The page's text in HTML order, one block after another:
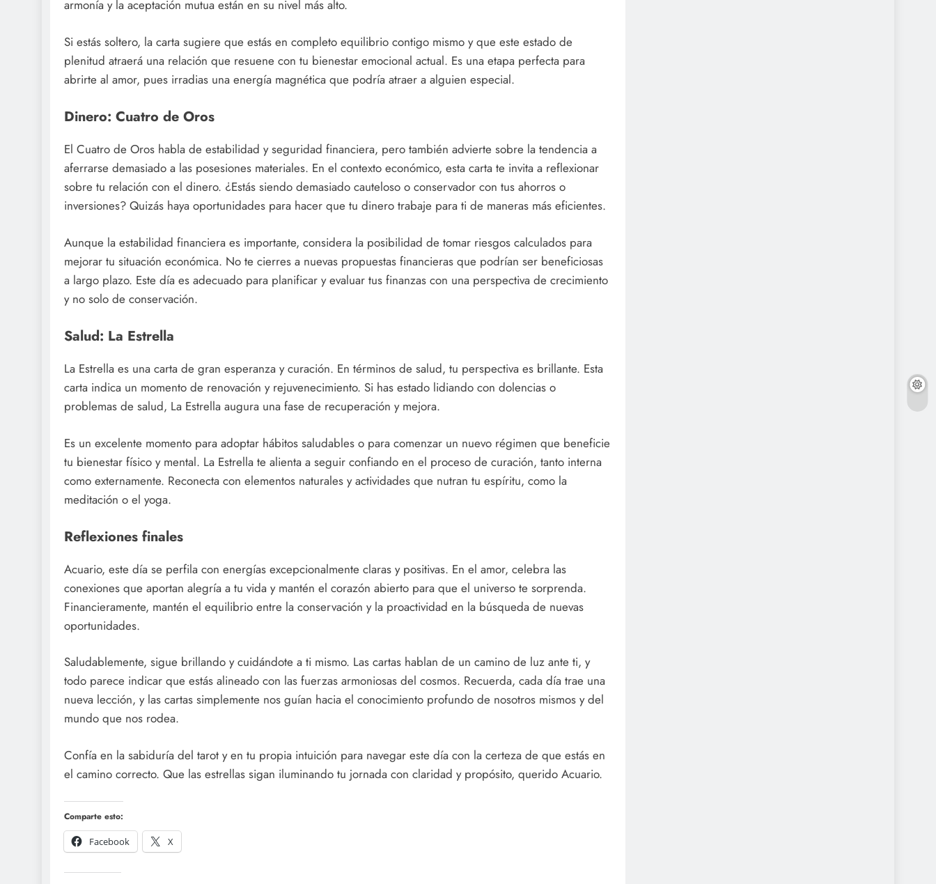
armonía y la aceptación mutua están en su nivel más alto.
Si estás soltero, la carta sugiere que estás en completo equilibrio contigo mismo y que este estado de
plenitud atraerá una relación que resuene con tu bienestar emocional actual. Es una etapa perfecta para
abrirte al amor, pues irradias una energía magnética que podría atraer a alguien especial.
Dinero: Cuatro de Oros
El Cuatro de Oros habla de estabilidad y seguridad financiera, pero también advierte sobre la tendencia a
aferrarse demasiado a las posesiones materiales. En el contexto económico, esta carta te invita a reflexionar
sobre tu relación con el dinero. ¿Estás siendo demasiado cauteloso o conservador con tus ahorros o
inversiones? Quizás haya oportunidades para hacer que tu dinero trabaje para ti de maneras más eficientes.
Aunque la estabilidad financiera es importante, considera la posibilidad de tomar riesgos calculados para
mejorar tu situación económica. No te cierres a nuevas propuestas financieras que podrían ser beneficiosas
a largo plazo. Este día es adecuado para planificar y evaluar tus finanzas con una perspectiva de crecimiento
y no solo de conservación.
Salud: La Estrella
La Estrella es una carta de gran esperanza y curación. En términos de salud, tu perspectiva es brillante. Esta
carta indica un momento de renovación y rejuvenecimiento. Si has estado lidiando con dolencias o
problemas de salud, La Estrella augura una fase de recuperación y mejora.
Es un excelente momento para adoptar hábitos saludables o para comenzar un nuevo régimen que beneficie
tu bienestar físico y mental. La Estrella te alienta a seguir confiando en el proceso de curación, tanto interna
como externamente. Reconecta con elementos naturales y actividades que nutran tu espíritu, como la
meditación o el yoga.
Reflexiones finales
Acuario, este día se perfila con energías excepcionalmente claras y positivas. En el amor, celebra las
conexiones que aportan alegría a tu vida y mantén el corazón abierto para que el universo te sorprenda.
Financieramente, mantén el equilibrio entre la conservación y la proactividad en la búsqueda de nuevas
oportunidades.
Saludablemente, sigue brillando y cuidándote a ti mismo. Las cartas hablan de un camino de luz ante ti, y
todo parece indicar que estás alineado con las fuerzas armoniosas del cosmos. Recuerda, cada día trae una
nueva lección, y las cartas simplemente nos guían hacia el conocimiento profundo de nosotros mismos y del
mundo que nos rodea.
Confía en la sabiduría del tarot y en tu propia intuición para navegar este día con la certeza de que estás en
el camino correcto. Que las estrellas sigan iluminando tu jornada con claridad y propósito, querido Acuario.
Comparte esto:
Facebook
X